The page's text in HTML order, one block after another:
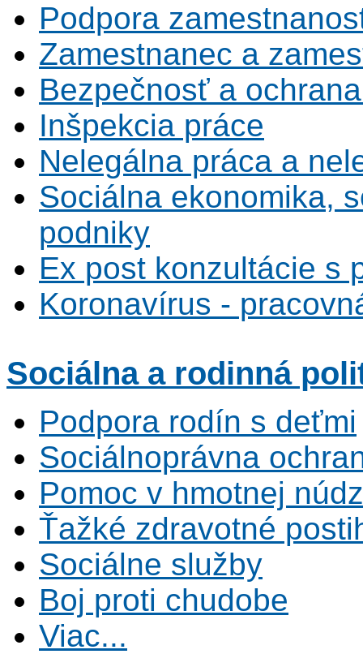
Podpora
Zamestnanec a
Bezpečnosť a
Inšpekcia práce
Nelegálna práca a
Sociálna ekonomika,
podniky
Ex post konzultácie s
Koronavírus -
Sociálnaa rodinná
Podpora rodín s deťmi
Sociálnoprávna
Pomoc v hmotnej
Ťažké zdravotné
Sociálne služby
Boj proti chudobe
Viac...